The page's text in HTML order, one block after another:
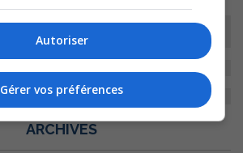
ARCHIVES
Autoriser
Gérer vos préférences